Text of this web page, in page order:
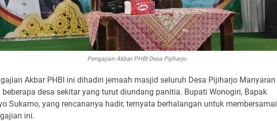
Pengajian Akbar PHBI Desa Pijiharjo
Akbar PHBI ini dihadiri jemaah masjid seluruh Desa Pijiharjo Manyaran
beberapa desa sekitar yang turut diundang panitia. Bupati Wonogiri, Bapak
Sukarno, yang rencananya hadir, ternyata berhalangan untuk membersamai
ini.